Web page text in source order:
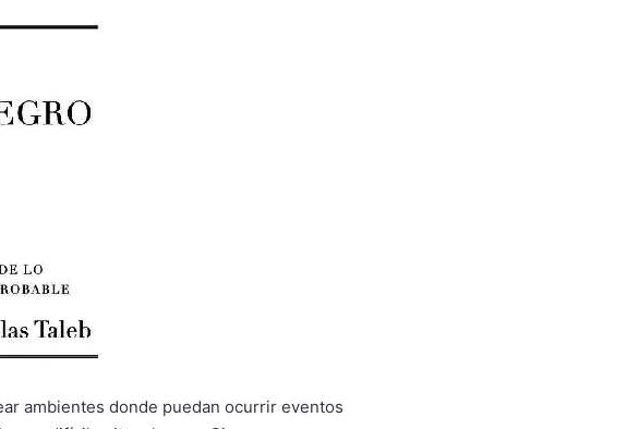
ambientes donde puedan ocurrir eventos